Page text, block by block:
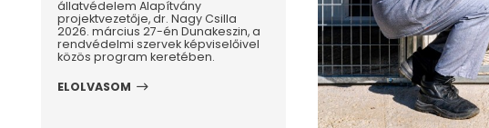
állatvédelem Alapítvány
projektvezetője, dr. Nagy Csilla
2026. március 27-én Dunakeszin, a
rendvédelmi szervek képviselőivel
közös program keretében.
ELOLVASOM